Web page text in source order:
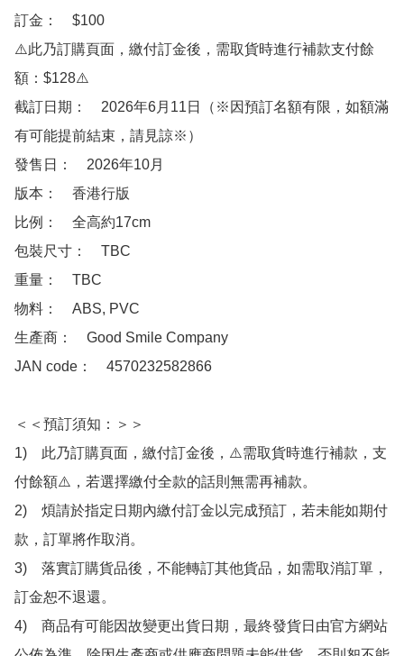
訂金：　$100
⚠️此乃訂購頁面，繳付訂金後，需取貨時進行補款支付餘
額：$128⚠️
截訂日期：　2026年6月11日（※因預訂名額有限，如額滿
有可能提前結束，請見諒※）
發售日：　2026年10月
版本：　香港行版
比例：　全高約17cm
包裝尺寸：　TBC
重量：　TBC
物料：　ABS, PVC
生產商：　Good Smile Company
JAN code：　4570232582866
＜＜預訂須知：＞＞
1)　此乃訂購頁面，繳付訂金後，⚠️需取貨時進行補款，支
付餘額⚠️，若選擇繳付全款的話則無需再補款。
2)　煩請於指定日期內繳付訂金以完成預訂，若未能如期付
款，訂單將作取消。
3)　落實訂購貨品後，不能轉訂其他貨品，如需取消訂單，
訂金恕不退還。
4)　商品有可能因故變更出貨日期，最終發貨日由官方網站